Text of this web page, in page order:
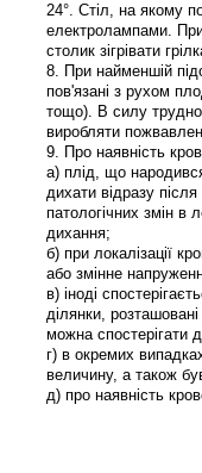
24°. Стіл, на якому
електролампами.
столик зігрівати
8. При найменшій
пов'язані з рухом
тощо). В силу
виробляти
9. Про наявність
а) плід, що
дихати відразу
патологічних змін в
дихання;
б) при локалізації
або змінне
в) іноді
ділянки,
можна спостерігати
г) в окремих
величину, а також
д) про наявність